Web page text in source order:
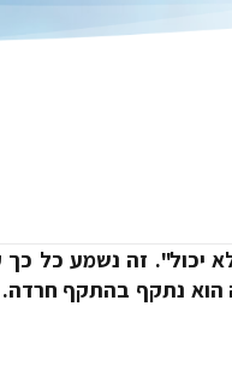
יכול". זה נשמע כל
הוא נתקף בהתקף